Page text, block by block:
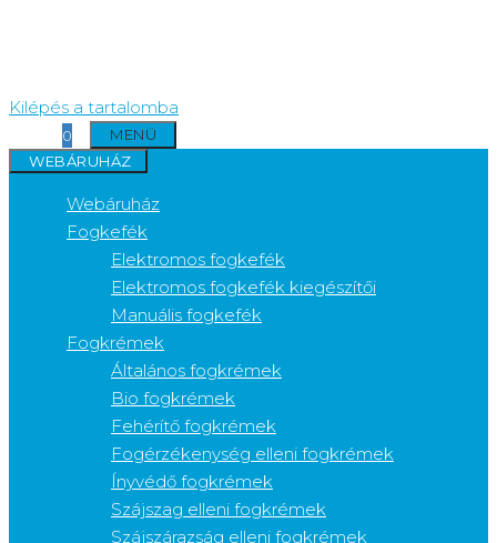
Kilépés a tartalomba
0
MENÜ
WEBÁRUHÁZ
Webáruház
Fogkefék
Elektromos fogkefék
Elektromos fogkefék kiegészítői
Manuális fogkefék
Fogkrémek
Általános fogkrémek
Bio fogkrémek
Fehérítő fogkrémek
Fogérzékenység elleni fogkrémek
Ínyvédő fogkrémek
Szájszag elleni fogkrémek
Szájszárazság elleni fogkrémek